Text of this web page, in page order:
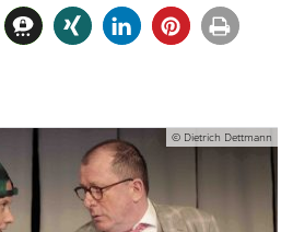
© Dietrich Dettmann